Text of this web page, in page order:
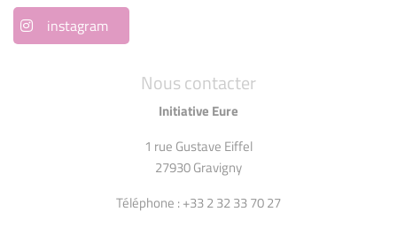
Nous contacter
Initiative Eure
1 rue Gustave Eiffel
27930 Gravigny
Téléphone : +33 2 32 33 70 27
instagram